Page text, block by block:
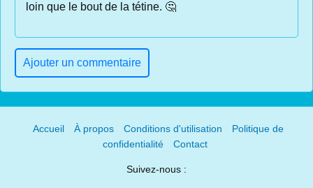
loin que le bout de la tétine. 🤔
Ajouter un commentaire
Accueil À propos Conditions d'utilisation
Politique de
confidentialité
Contact
Suivez-nous :